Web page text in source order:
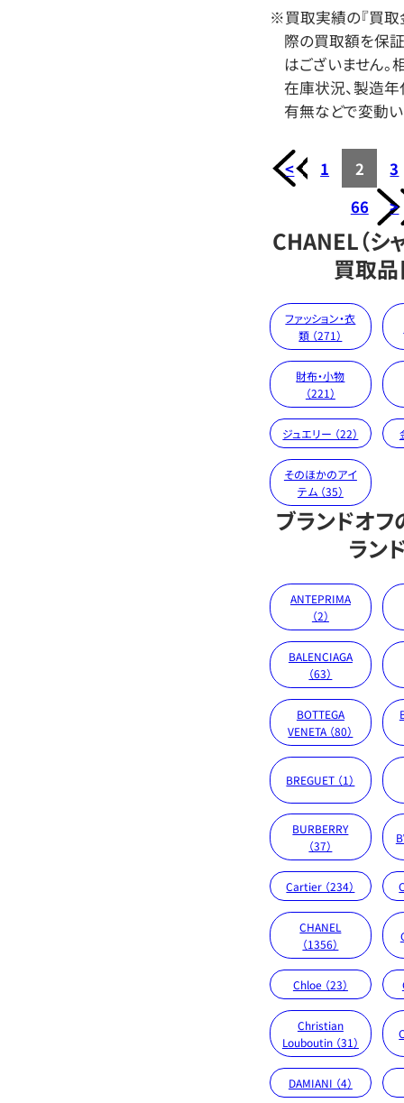
※買取実績の『買取
際の買取額を保
はございません。
在庫状況、製造年
有無などで変動い
< 1 2
3
66
>
CHANEL（シ
買取
ファッション・衣
類 （271）
財布・小物
（221）
ジュエリー （22）
そのほかのアイ
テム （35）
ブランドオ
ラン
ANTEPRIMA
（2）
BALENCIAGA
（63）
BOTTEGA
VENETA （80）
BREGUET （1）
BURBERRY
（37）
Cartier （234）
CHANEL
（1356）
Chloe （23）
Christian
Louboutin （31）
DAMIANI （4）